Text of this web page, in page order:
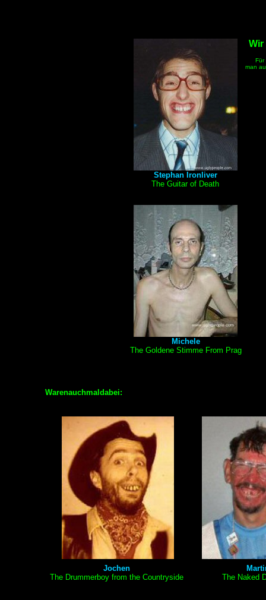
Stephan Ironliver
The Guitar of Death
Michele
The Goldene Stimme From Prag
Für
man
Warenauchmaldabei:
Jochen
The Drummerboy from the Countryside
The Naked